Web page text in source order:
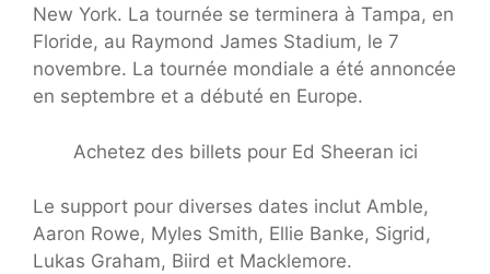
New York. La tournée se terminera à Tampa, en
Floride, au Raymond James Stadium, le 7
novembre. La tournée mondiale a été annoncée
en septembre et a débuté en Europe.
Achetez des billets pour Ed Sheeran ici
Le support pour diverses dates inclut Amble,
Aaron Rowe, Myles Smith, Ellie Banke, Sigrid,
Lukas Graham, Biird et Macklemore.